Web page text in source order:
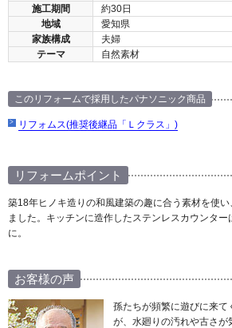
施工期間
約30日
地域
愛知県
家族構成
夫婦
テーマ
自然素材
このリフォームで採用したパナソニック商品
リフォムス(推奨後継品「Ｌクラス」)
リフォームポイント
築18年ヒノキ造りの和風建築の趣に合う素材を使
ました。キッチンに造作したステンレスカウンタ
に。
お客様の声
孫たちが頻繁に遊びに来
が、水廻りの汚れや古さ